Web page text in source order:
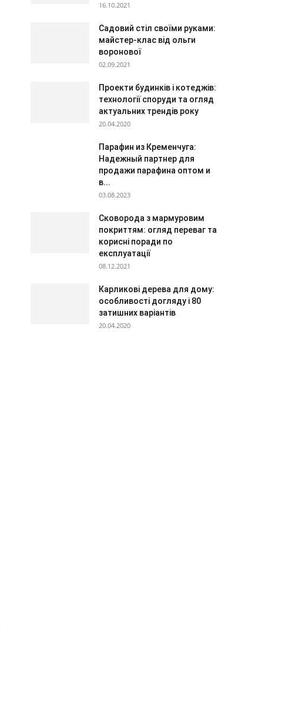
16.10.2021
Садовий стіл своїми руками:
майстер-клас від ольги
воронової
02.09.2021
Проекти будинків і котеджів:
технології споруди та огляд
актуальних трендів року
20.04.2020
Парафин из Кременчуга:
Надежный партнер для
продажи парафина оптом и
в...
03.08.2023
Сковорода з мармуровим
покриттям: огляд переваг та
корисні поради по
експлуатації
08.12.2021
Карликові дерева для дому:
особливості догляду і 80
затишних варіантів
20.04.2020